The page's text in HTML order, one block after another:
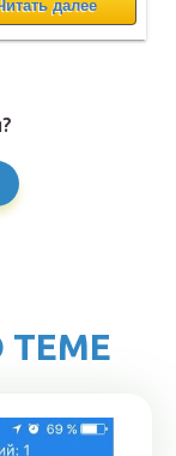
далее
ТЕМЕ